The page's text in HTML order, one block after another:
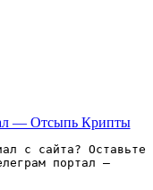
— Отсыпь Крипты
с сайта? Оставьте
портал –